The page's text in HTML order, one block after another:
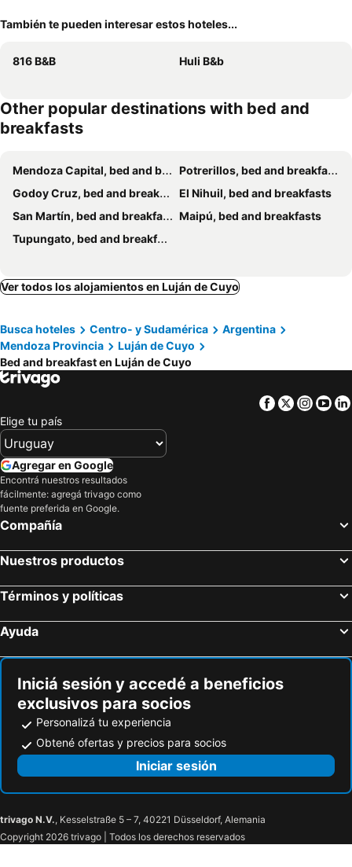
También te pueden interesar estos hoteles...
816 B&B Huli B&b
Other popular destinations with bed and
breakfasts
Mendoza Capital, bed and breakfasts
Potrerillos, bed and breakfasts
Godoy Cruz, bed and breakfasts
El Nihuil, bed and breakfasts
San Martín, bed and breakfasts
Maipú, bed and breakfasts
Tupungato, bed and breakfasts
Ver todos los alojamientos en Luján de Cuyo
Busca hoteles Centro- y Sudamérica
Argentina
Mendoza Provincia
Luján de Cuyo
Bed and breakfast en Luján de Cuyo
Facebook
Twitter
Elige tu país
Agregar en Google
Encontrá nuestros resultados
fácilmente: agregá trivago como
fuente preferida en Google.
Compañía
Nuestros productos
Términos y políticas
Ayuda
Iniciá sesión y accedé a beneficios
exclusivos para socios
Personalizá tu experiencia
Obtené ofertas y precios para socios
Iniciar sesión
trivago N.V., Kesselstraße 5 – 7, 40221 Düsseldorf, Alemania
Copyright 2026 trivago | Todos los derechos reservados